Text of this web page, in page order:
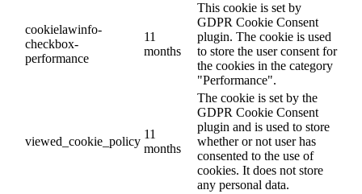
cookielawinfo-
checkbox-
performance
11
months
This cookie is set by
GDPR Cookie Consent
plugin. The cookie is used
to store the user consent for
the cookies in the category
"Performance".
viewed_cookie_policy
11
months
The cookie is set by the
GDPR Cookie Consent
plugin and is used to store
whether or not user has
consented to the use of
cookies. It does not store
any personal data.